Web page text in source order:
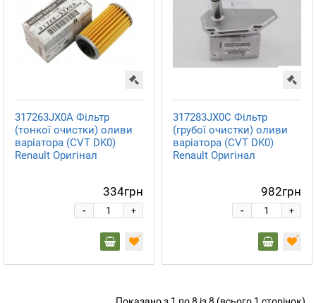
317263JX0A Фільтр
(тонкої очистки) оливи
варіатора (CVT DK0)
Renault Оригінал
334грн
+
-
317283JX0C Фільтр
(грубої очистки) оливи
варіатора (CVT DK0)
Renault Оригінал
982грн
+
-
Показано з 1 по 8 із 8 (всього 1 сторінок)